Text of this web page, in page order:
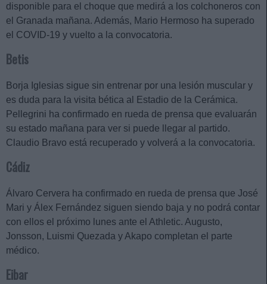
disponible para el choque que medirá a los colchoneros con
el Granada mañana. Además, Mario Hermoso ha superado
el COVID-19 y vuelto a la convocatoria.
Betis
Borja Iglesias sigue sin entrenar por una lesión muscular y
es duda para la visita bética al Estadio de la Cerámica.
Pellegrini ha confirmado en rueda de prensa que evaluarán
su estado mañana para ver si puede llegar al partido.
Claudio Bravo está recuperado y volverá a la convocatoria.
Cádiz
Álvaro Cervera ha confirmado en rueda de prensa que José
Mari y Álex Fernández siguen siendo baja y no podrá contar
con ellos el próximo lunes ante el Athletic. Augusto,
Jonsson, Luismi Quezada y Akapo completan el parte
médico.
Eibar